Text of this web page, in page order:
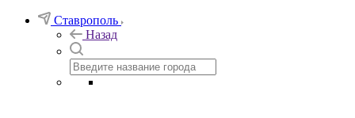
Ставрополь
Назад